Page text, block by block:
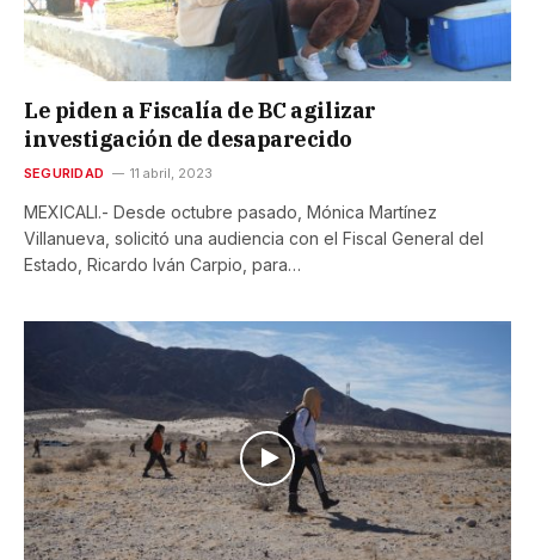
Le piden a Fiscalía de BC agilizar
investigación de desaparecido
SEGURIDAD 11 abril, 2023
MEXICALI.- Desde octubre pasado, Mónica Martínez
Villanueva, solicitó una audiencia con el Fiscal General del
Estado, Ricardo Iván Carpio, para…